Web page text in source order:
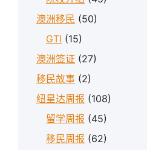
澳洲移民 (50)
GTI (15)
澳洲签证 (27)
移民故事 (2)
纽星达周报 (108)
留学周报 (45)
移民周报 (62)